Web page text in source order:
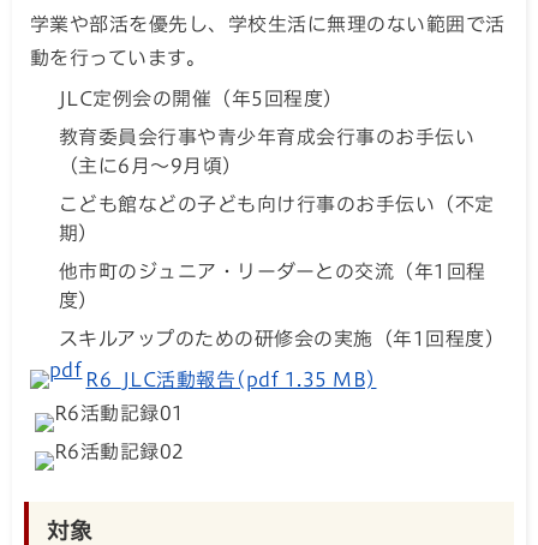
学業や部活を優先し、学校生活に無理のない範囲で活
動を行っています。
JLC定例会の開催（年5回程度）
教育委員会行事や青少年育成会行事のお手伝い
（主に6月～9月頃）
こども館などの子ども向け行事のお手伝い（不定
期）
他市町のジュニア・リーダーとの交流（年1回程
度）
スキルアップのための研修会の実施（年1回程度）
R6_JLC活動報告(pdf 1.35 MB)
対象